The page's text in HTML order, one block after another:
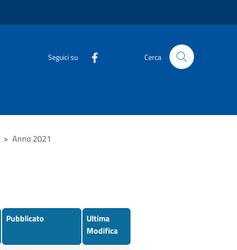
Seguici su Cerca
> Anno 2021
Pubblicato
Ultima
Modifica